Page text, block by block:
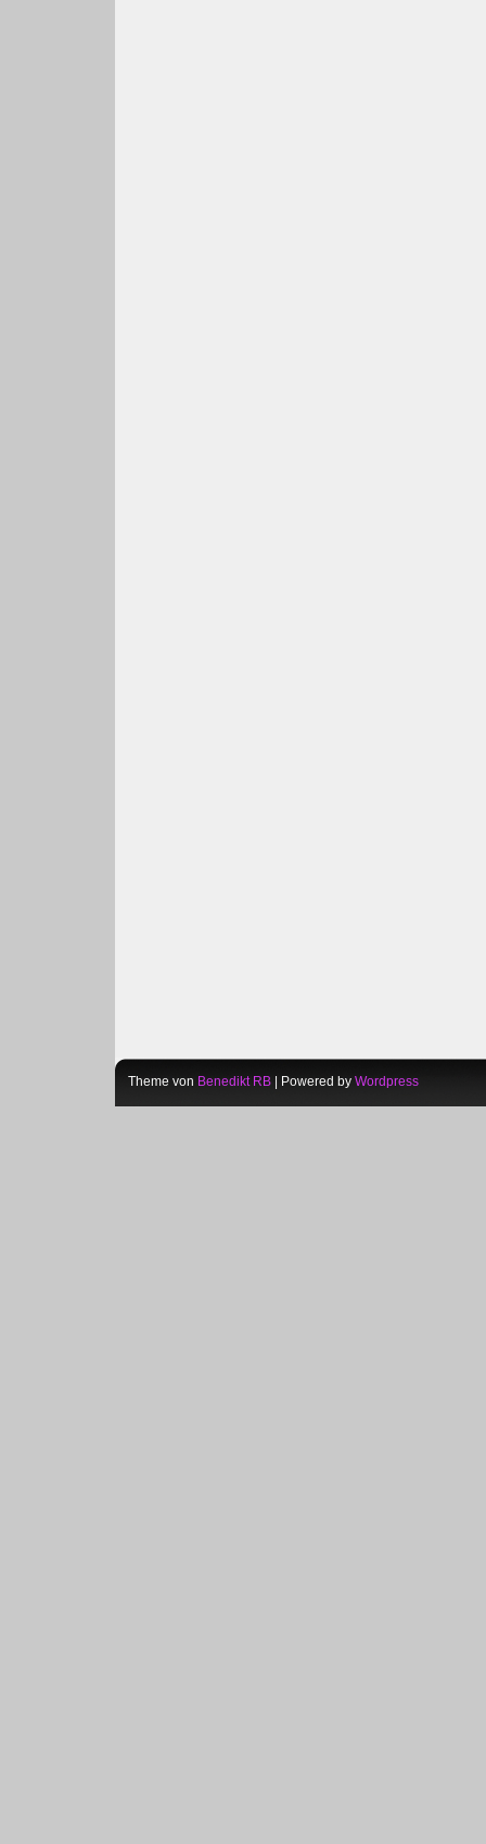
Theme von Benedikt RB | Powered by Wordpress